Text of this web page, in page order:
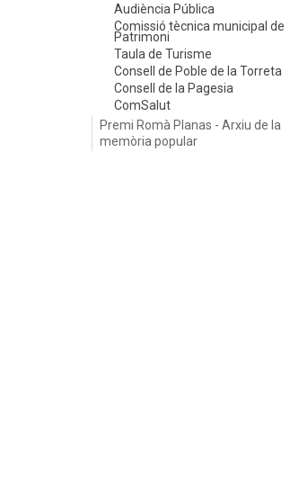
Audiència Pública
Comissió tècnica municipal de
Patrimoni
Taula de Turisme
Consell de Poble de la Torreta
Consell de la Pagesia
ComSalut
Premi Romà Planas - Arxiu de la
memòria popular